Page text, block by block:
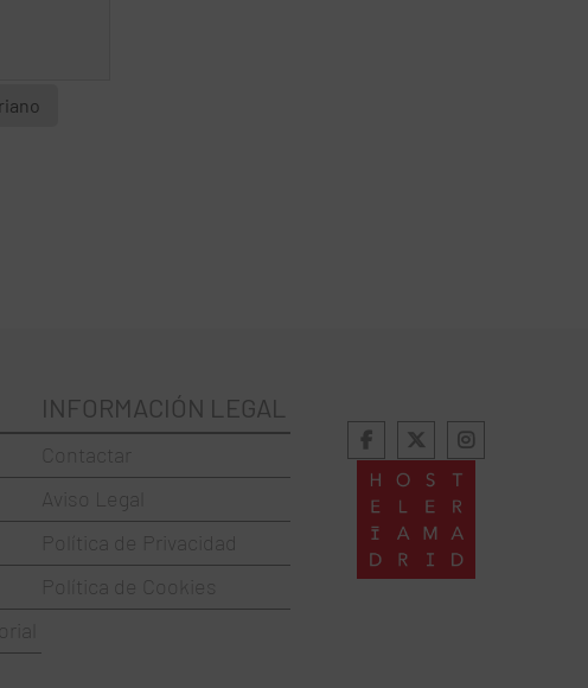
INFORMACIÓN LEGAL
Contactar
Aviso Legal
Política de Privacidad
Política de Cookies